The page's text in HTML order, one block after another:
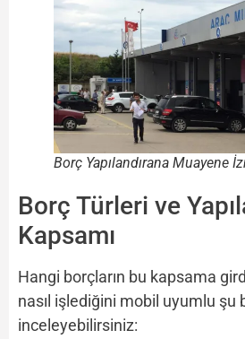
Borç Yapılandırana Muayene
Borç Türleri ve
Kapsamı
Hangi borçların bu kapsama
nasıl işlediğini mobil uyumlu şu
inceleyebilirsiniz: